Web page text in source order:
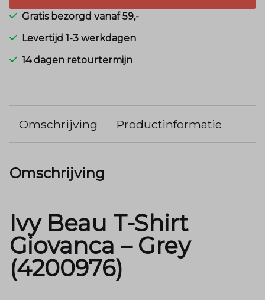
Gratis bezorgd vanaf 59,-
Levertijd 1-3 werkdagen
14 dagen retourtermijn
Omschrijving Productinformatie
Omschrijving
Ivy Beau T-Shirt
Giovanca – Grey
(4200976)